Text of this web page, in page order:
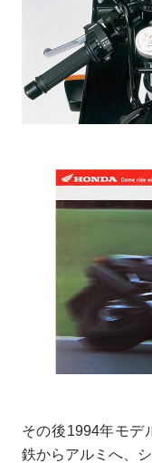
その後1994年モデ
鉄からアルミへ、